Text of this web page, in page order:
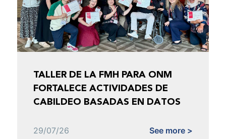
TALLER DE LA FMH PARA ONM
FORTALECE ACTIVIDADES DE
CABILDEO BASADAS EN DATOS
29/07/26 See more >